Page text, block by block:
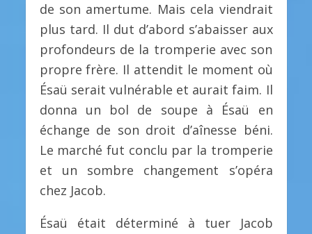
de son amertume. Mais cela viendrait
plus tard. Il dut d’abord s’abaisser aux
profondeurs de la tromperie avec son
propre frère. Il attendit le moment où
Ésaü serait vulnérable et aurait faim. Il
donna un bol de soupe à Ésaü en
échange de son droit d’aînesse béni.
Le marché fut conclu par la tromperie
et un sombre changement s’opéra
chez Jacob.
Ésaü était déterminé à tuer Jacob